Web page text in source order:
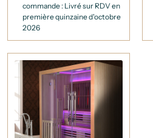
commande : Livré sur RDV en
première quinzaine d'octobre
2026